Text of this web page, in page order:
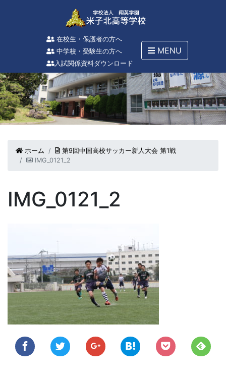
在校生・保護者の方へ
中学校・受験生の方へ
入試関係資料ダウンロード
MENU
ホーム
第9回中国高校サッカー新人大会 第1戦
IMG_0121_2
IMG_0121_2